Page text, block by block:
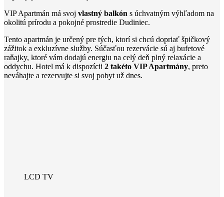
VIP Apartmán má svoj vlastný balkón s úchvatným výhľadom na
okolitú prírodu a pokojné prostredie Dudiniec.
Tento apartmán je určený pre tých, ktorí si chcú dopriať špičkový
zážitok a exkluzívne služby. Súčasťou rezervácie sú aj bufetové
raňajky, ktoré vám dodajú energiu na celý deň plný relaxácie a
oddychu. Hotel má k dispozícii 2 takéto VIP Apartmány, preto
neváhajte a rezervujte si svoj pobyt už dnes.
LCD TV